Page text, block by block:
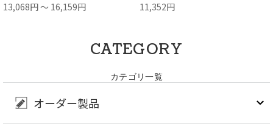
13,068円 ～ 16,159円 11,352円
CATEGORY
カテゴリ一覧
オーダー製品